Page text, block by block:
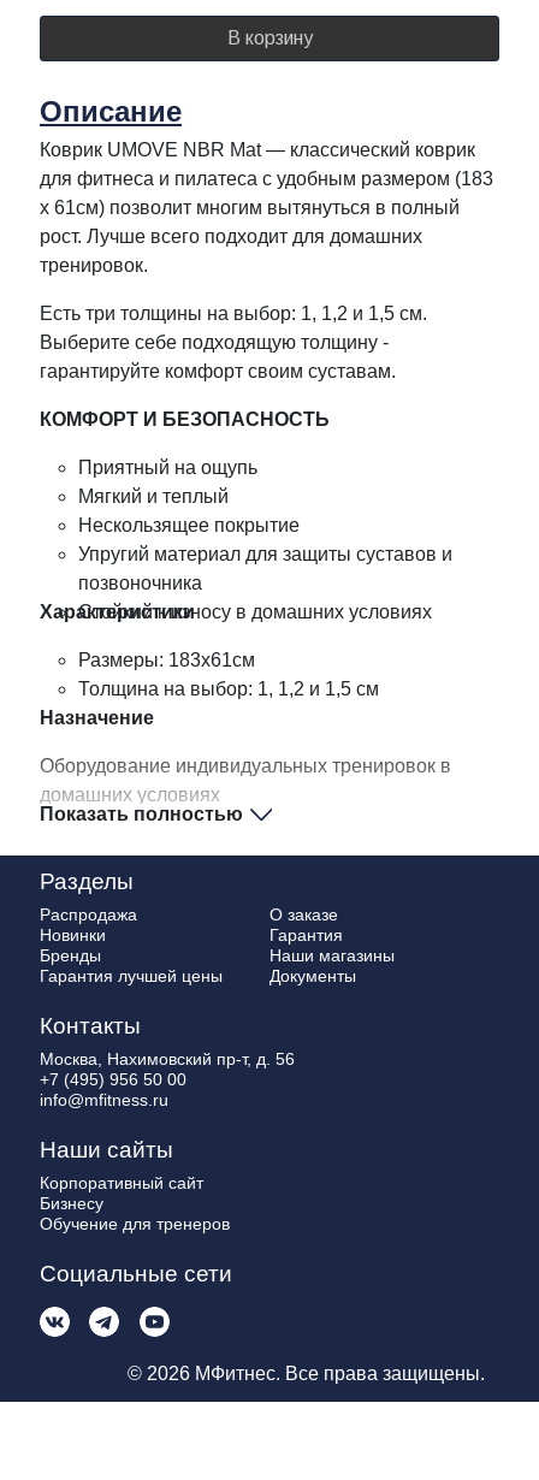
В корзину
Описание
Коврик UMOVE NBR Mat — классический коврик
для фитнеса и пилатеса с удобным размером (183
х 61см) позволит многим вытянуться в полный
рост. Лучше всего подходит для домашних
тренировок.
Есть три толщины на выбор: 1, 1,2 и 1,5 см.
Выберите себе подходящую толщину -
гарантируйте комфорт своим суставам.
КОМФОРТ И БЕЗОПАСНОСТЬ
Приятный на ощупь
Мягкий и теплый
Нескользящее покрытие
Упругий материал для защиты суставов и
позвоночника
Стойкий к износу в домашних условиях
Характеристики
Размеры: 183х61см
Толщина на выбор: 1, 1,2 и 1,5 см
Назначение
Оборудование индивидуальных тренировок в
домашних условиях
Показать полностью
Разделы
Распродажа
Новинки
Бренды
Гарантия лучшей цены
О заказе
Гарантия
Наши магазины
Документы
Контакты
Москва, Нахимовский пр-т, д. 56
+7 (495) 956 50 00
info@mfitness.ru
Наши сайты
Корпоративный сайт
Бизнесу
Обучение для тренеров
Социальные сети
© 2026 МФитнес. Все права защищены.